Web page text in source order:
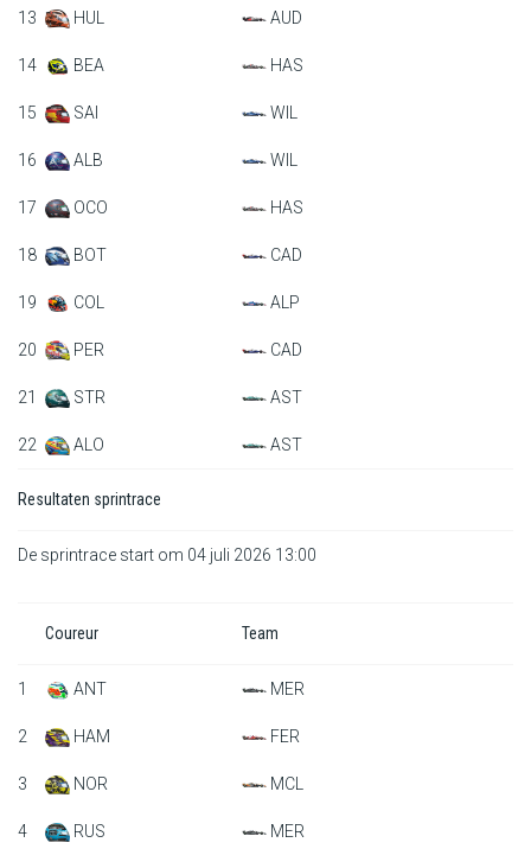
13 HUL AUD
14 BEA HAS
15 SAI WIL
16 ALB WIL
17 OCO HAS
18 BOT CAD
19 COL ALP
20 PER CAD
21 STR AST
22 ALO AST
Resultaten sprintrace
De sprintrace start om 04 juli 2026 13:00
Coureur Team
1 ANT MER
2 HAM FER
3 NOR MCL
4 RUS MER